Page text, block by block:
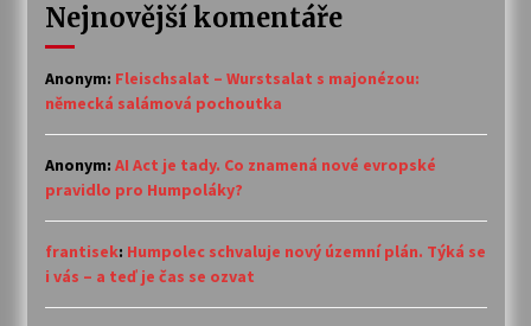
Nejnovější komentáře
Anonym: Fleischsalat – Wurstsalat s majonézou:
německá salámová pochoutka
Anonym: AI Act je tady. Co znamená nové evropské
pravidlo pro Humpoláky?
frantisek: Humpolec schvaluje nový územní plán. Týká se
i vás – a teď je čas se ozvat